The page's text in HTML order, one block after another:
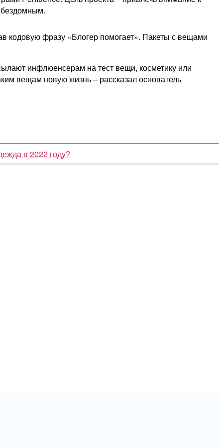
кодовую фразу «Блогер помогает». Пакеты с вещами
инфлюенсерам на тест вещи, косметику или
вещам новую жизнь – рассказал основатель
в 2022 году?